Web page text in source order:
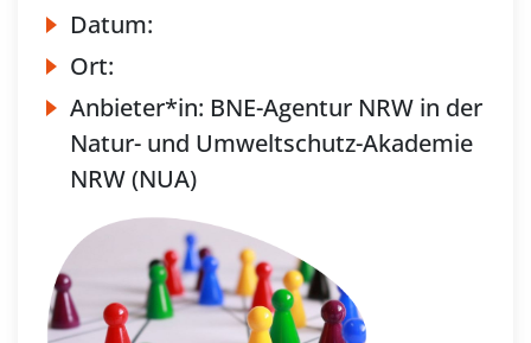
Datum:
Ort:
Anbieter*in: BNE-Agentur NRW in der
Natur- und Umweltschutz-Akademie
NRW (NUA)